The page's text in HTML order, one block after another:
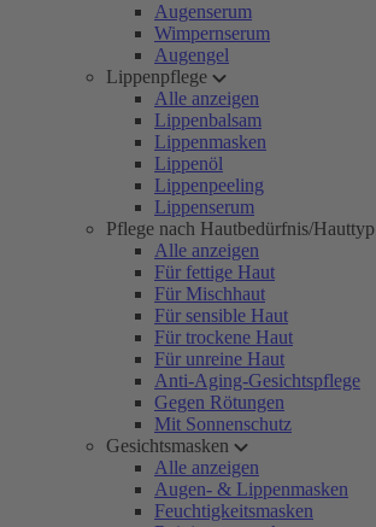
Augenserum
Wimpernserum
Augengel
Lippenpflege
Alle anzeigen
Lippenbalsam
Lippenmasken
Lippenöl
Lippenpeeling
Lippenserum
Pflege nach Hautbedürfnis/Hauttyp
Alle anzeigen
Für fettige Haut
Für Mischhaut
Für sensible Haut
Für trockene Haut
Für unreine Haut
Anti-Aging-Gesichtspflege
Gegen Rötungen
Mit Sonnenschutz
Gesichtsmasken
Alle anzeigen
Augen- & Lippenmasken
Feuchtigkeitsmasken